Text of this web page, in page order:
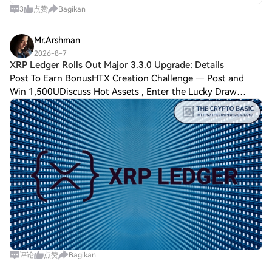
Poin Kunci Tentang XRP 2.0 Untuk
mengekstrak esensi dari XRP 2.0,
Penyertaan fitur seperti teks-ke-gambar
dan teks-ke-suara yang ditenagai AI
semakin memperluas aplikasi potensial
XRP 2.0. Teknologi Blockchain: Kerangka
kerja menggunakan mekanisme blockchain
canggih dan protokol enkripsi, memastikan
lingkungan yang aman dan
terdesentralisasi untuk transaksi.
Skalabilitas dan Privasi: XRP 2.0
memprioritaskan perlindungan privasi
yang lebih baik dalam proses transaksi dan
skalabilitas yang diperlukan untuk
mengakomodasi basis pengguna yang
berkembang. Tidak Terafiliasi dengan
Ripple: Penting untuk dicatat, meskipun
namanya, XRP 2.0 tidak memiliki kesetiaan
atau kolaborasi dengan XRP dari Ripple,
membedakan kerangka operasi dan
tujuannya dalam ekosistem cryptocurrency.
3 点赞 Bagikan
Mr.Arshman
2026-8-7
XRP Ledger Rolls Out Major 3.3.0 Upgrade: Details
Post To Earn BonusHTX Creation Challenge — Post and
Win 1,500UDiscuss Hot Assets , Enter the Lucky Draw
Notably, the amendments will expand the blockchain’s
capabilities for privacy, institutional fin
评论 点赞 Bagikan